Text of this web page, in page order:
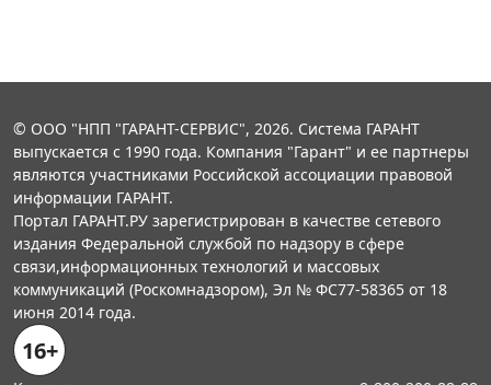
© ООО "НПП "ГАРАНТ-СЕРВИС", 2026. Система ГАРАНТ
выпускается с 1990 года. Компания "Гарант" и ее партнеры
являются участниками Российской ассоциации правовой
информации ГАРАНТ.
Портал ГАРАНТ.РУ зарегистрирован в качестве сетевого
издания Федеральной службой по надзору в сфере
связи,информационных технологий и массовых
коммуникаций (Роскомнадзором), Эл № ФС77-58365 от 18
июня 2014 года.
16+